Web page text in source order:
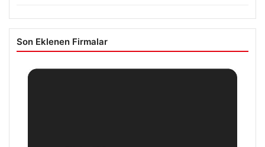
Son Eklenen Firmalar